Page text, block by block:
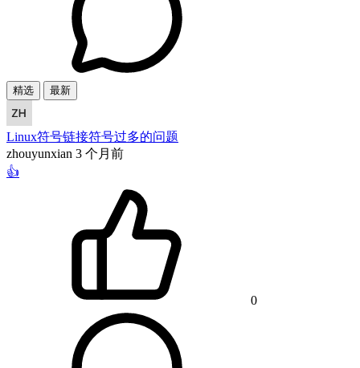
精选 最新
Linux符号链接符号过多的问题
zhouyunxian 3 个月前
👍
0